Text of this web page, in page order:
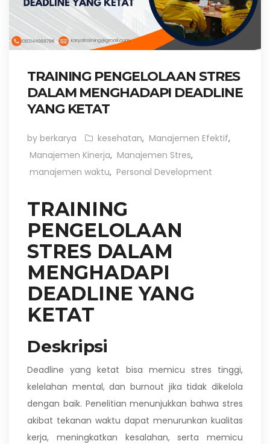
TRAINING PENGELOLAAN STRES
DALAM MENGHADAPI DEADLINE
YANG KETAT
by berkarya kesehatan, Manajemen Efektif,
Manajemen Kinerja, Manajemen Stres,
manajemen waktu, Personal Development
TRAINING
PENGELOLAAN
STRES DALAM
MENGHADAPI
DEADLINE YANG
KETAT
Deskripsi
Deadline yang ketat bisa memicu stres tinggi,
kelelahan mental, dan burnout jika tidak dikelola
dengan baik. Penelitian menunjukkan bahwa stres
akibat tekanan waktu dapat menurunkan kualitas
kerja, meningkatkan kesalahan, serta memicu